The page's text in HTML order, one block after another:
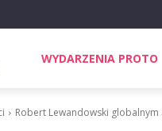
WYDARZENIA PROTO
Robert Lewandowski